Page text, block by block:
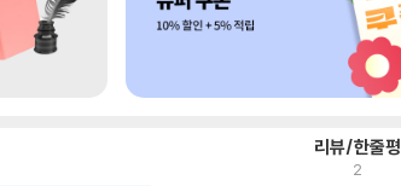
리뷰/한줄평
2